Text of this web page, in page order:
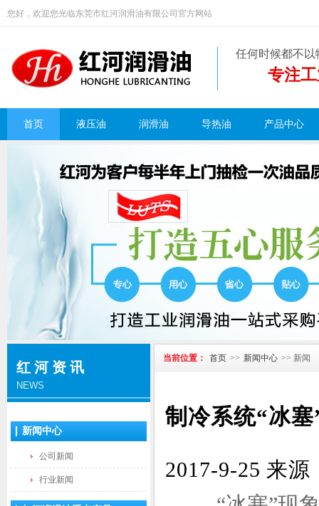
您好，欢迎您光临东莞市红河润滑油有限公司官方网站
任何时候都不
专注
首页 液压油 润滑油 导热油 产品中心
红河资讯
NEWS
新闻中心
公司新闻
行业新闻
当前位置： 首页 >> 新闻中心 >> 新闻
制冷系统“冰
2017-9-25 来